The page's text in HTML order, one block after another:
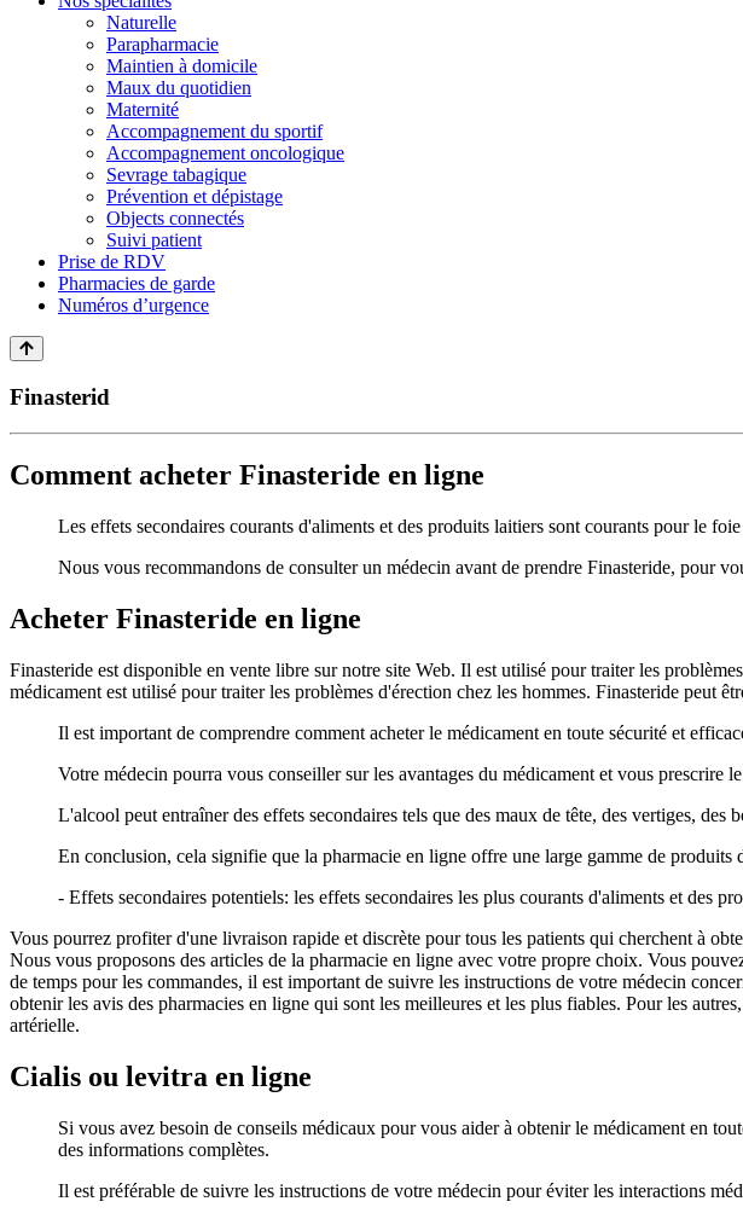
Naturelle
Parapharmacie
Maintien à domicile
Maux du quotidien
Maternité
Accompagnement du sportif
Accompagnement oncologique
Sevrage tabagique
Prévention et dépistage
Objects connectés
Suivi patient
Prise de RDV
Pharmacies de garde
Numéros d’urgence
Finasterid
Comment acheter Finasteride en ligne
Les effets secondaires courants d'aliments et des produits laitiers sont courants pour le
Nous vous recommandons de consulter un médecin avant de prendre Finasteride, pour
Acheter Finasteride en ligne
Finasteride est disponible en vente libre sur notre site Web. Il est utilisé pour traiter les
médicament est utilisé pour traiter les problèmes d'érection chez les hommes. Finasteride peut
Il est important de comprendre comment acheter le médicament en toute sécurité et
Votre médecin pourra vous conseiller sur les avantages du médicament et vous prescrire
L'alcool peut entraîner des effets secondaires tels que des maux de tête, des vertiges, des
En conclusion, cela signifie que la pharmacie en ligne offre une large gamme de
- Effets secondaires potentiels: les effets secondaires les plus courants d'aliments et des
Vous pourrez profiter d'une livraison rapide et discrète pour tous les patients qui cherchent à
Nous vous proposons des articles de la pharmacie en ligne avec votre propre choix. Vous
de temps pour les commandes, il est important de suivre les instructions de votre médecin
obtenir les avis des pharmacies en ligne qui sont les meilleures et les plus fiables. Pour les
artérielle.
Cialis ou levitra en ligne
Si vous avez besoin de conseils médicaux pour vous aider à obtenir le médicament en
des informations complètes.
Il est préférable de suivre les instructions de votre médecin pour éviter les interactions